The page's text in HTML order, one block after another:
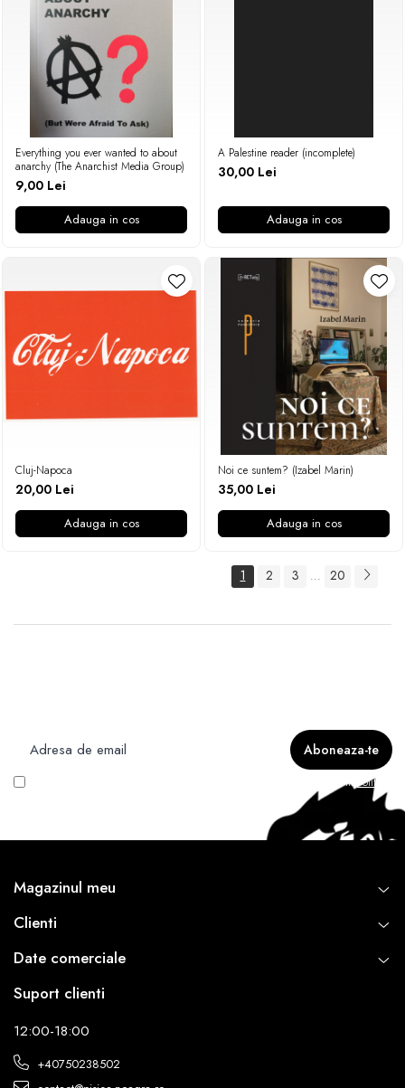
Everything you ever wanted to about
anarchy (The Anarchist Media Group)
9,00 Lei
Adauga in cos
A Palestine reader (incomplete)
30,00 Lei
Adauga in cos
Cluj-Napoca
20,00 Lei
Adauga in cos
Noi ce suntem? (Izabel Marin)
35,00 Lei
Adauga in cos
1 2 3 ... 20
Vreau să primesc newsletter cu promoțiile magazinului. Află mai multe în Politica
Magazinul meu
Clienti
Date comerciale
Suport clienti
12:00-18:00
+40750238502